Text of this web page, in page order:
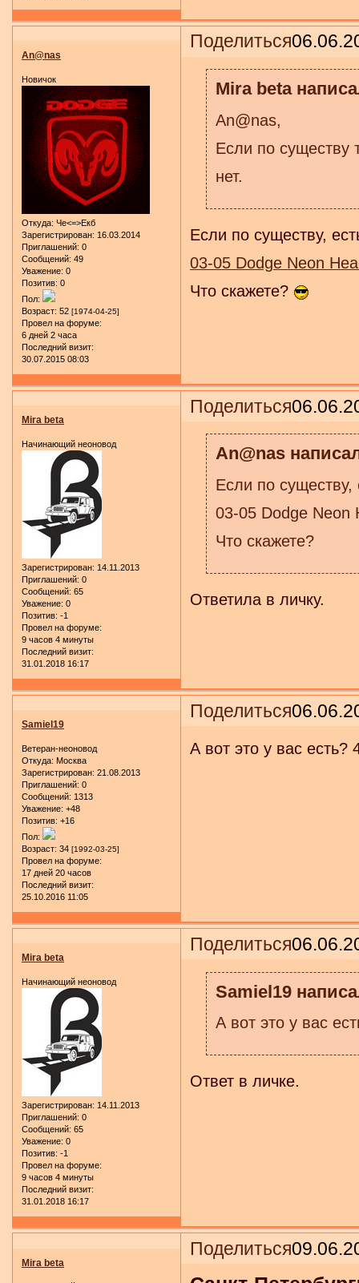
Поделиться
An@nas
Новичок
Откуда: Че<=>Екб
Зарегистрирован: 16.03.2014
Приглашений: 0
Сообщений: 49
Уважение: 0
Позитив: 0
Пол:
Возраст: 52 [1974-04-25]
Провел на форуме:
6 дней 2 часа
Последний визит:
30.07.2015 08:03
Mira beta
An@nas,
Если по существу
нет.
Если по существу,
03-05 Dodge Neon
Что скажете?
Поделиться
Mira beta
Начинающий неоновод
Зарегистрирован: 14.11.2013
Приглашений: 0
Сообщений: 65
Уважение: 0
Позитив: -1
Провел на форуме:
9 часов 4 минуты
Последний визит:
31.01.2018 16:17
An@nas
Если по
03-05 Dodge Neon
Что скажете?
Ответила в личку.
Поделиться
Samiel19
Ветеран-неоновод
Откуда: Москва
Зарегистрирован: 21.08.2013
Приглашений: 0
Сообщений: 1313
Уважение: +48
Позитив: +16
Пол:
Возраст: 34 [1992-03-25]
Провел на форуме:
17 дней 20 часов
Последний визит:
25.10.2016 11:05
А вот это у вас
Поделиться
Mira beta
Начинающий неоновод
Зарегистрирован: 14.11.2013
Приглашений: 0
Сообщений: 65
Уважение: 0
Позитив: -1
Провел на форуме:
9 часов 4 минуты
Последний визит:
31.01.2018 16:17
Samiel19
А вот это у вас
Ответ в личке.
Поделиться
Mira beta